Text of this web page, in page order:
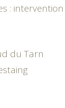
: intervention
du Tarn